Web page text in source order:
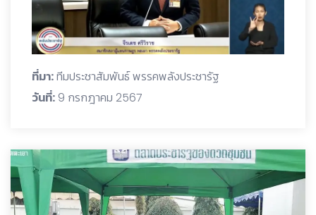
ที่มา:ทีมประชาสัมพันธ์ พรรคพลังประชารัฐ
วันที่: 9 กรกฎาคม 2567